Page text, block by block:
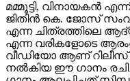
മമ്മൂട്ടി, വിനായകൻ
ജിതിൻ കെ. ജോസ്
എന്ന ചിത്രത്തിലെ
എന്ന വരികളോടെ
വീഡിയോ ആണ് റിലീസ്
നൽകിയ ഈ ഗാനം